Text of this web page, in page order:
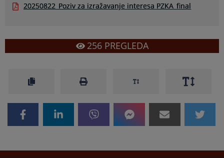
20250822_Poziv za izražavanje interesa PZKA_final
256PREGLEDA